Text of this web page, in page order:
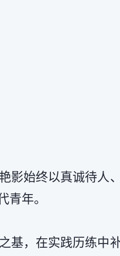
影始终以真诚待人
年。
基，在实践历练中